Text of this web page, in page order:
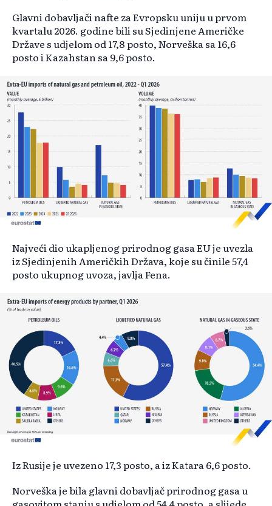
Glavni dobavljači nafte za Evropsku uniju u prvom
kvartalu 2026. godine bili su Sjedinjene Američke
Države s udjelom od 17,8 posto, Norveška sa 16,6
posto i Kazahstan sa 9,6 posto.
Najveći dio ukapljenog prirodnog gasa EU je uvezla
iz Sjedinjenih Američkih Država, koje su činile 57,4
posto ukupnog uvoza, javlja Fena.
Iz Rusije je uvezeno 17,3 posto, a iz Katara 6,6 posto.
Norveška je bila glavni dobavljač prirodnog gasa u